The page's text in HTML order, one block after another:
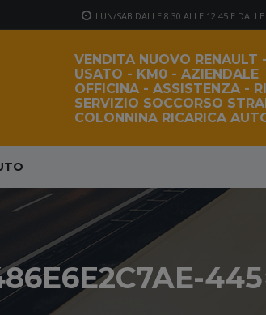
LUN/SAB DALLE 8:30 ALLE 12:45 E
VENDITA NUOVO
USATO - KM0 - AZIENDALE
OFFICINA - ASSISTENZA -
SERVIZIO SOCCORSO
COLONNINA RICARICA